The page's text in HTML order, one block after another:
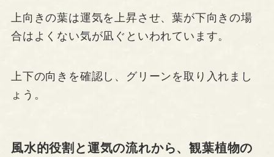
上向きの葉は運気を上昇させ、葉が下向きの場
合はよくない気が凪ぐといわれています。
上下の向きを確認し、グリーンを取り入れまし
ょう。
風水的役割と運気の流れから、観葉植物の